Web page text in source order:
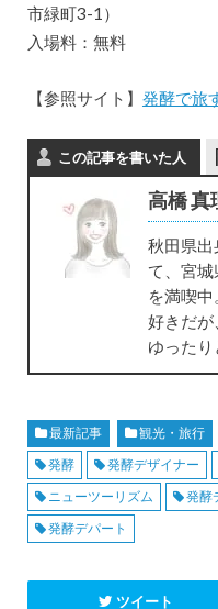
市緑町3-1）
入場料：無料
【参照サイト】 発酵で旅
この記事を書いた人
高橋 真
秋田県出
て、宮城
を満喫
好きだが
ゆったり
最新記事
観光・旅行
発酵
発酵デザイナー
ニューツーリズム
発酵
発酵デパート
ツイート